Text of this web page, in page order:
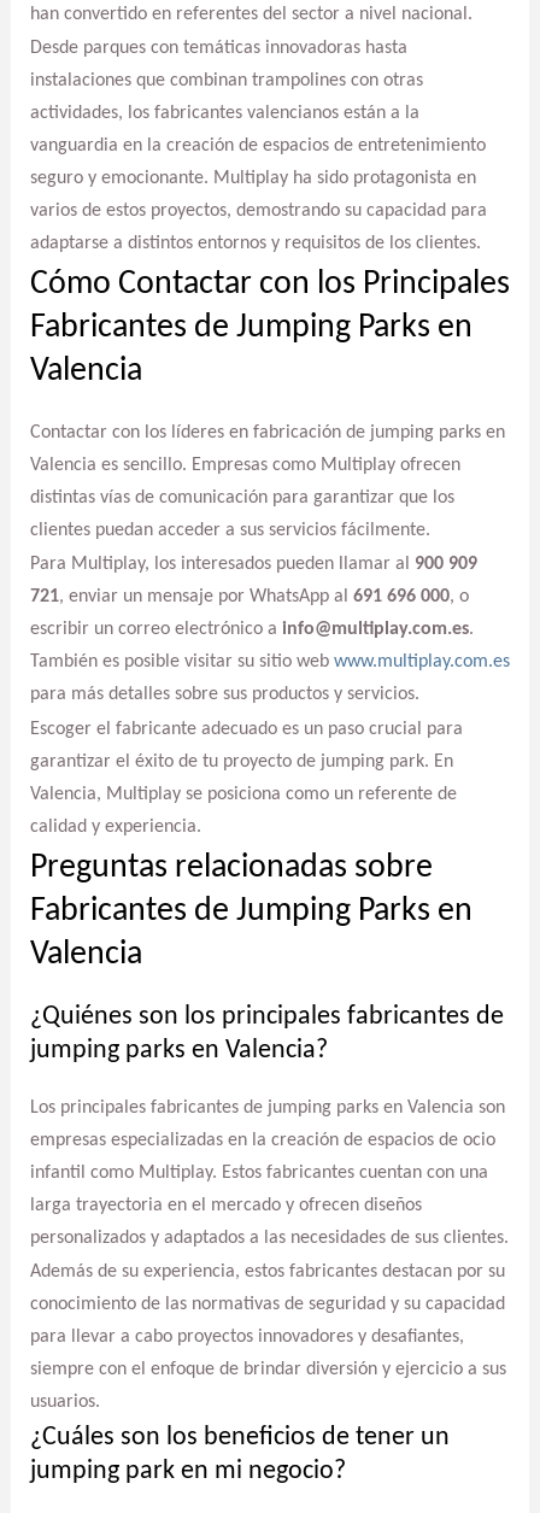
han convertido en referentes del sector a nivel nacional.
Desde parques con temáticas innovadoras hasta
instalaciones que combinan trampolines con otras
actividades, los fabricantes valencianos están a la
vanguardia en la creación de espacios de entretenimiento
seguro y emocionante. Multiplay ha sido protagonista en
varios de estos proyectos, demostrando su capacidad para
adaptarse a distintos entornos y requisitos de los clientes.
Cómo Contactar con los Principales
Fabricantes de Jumping Parks en
Valencia
Contactar con los líderes en fabricación de jumping parks en
Valencia es sencillo. Empresas como Multiplay ofrecen
distintas vías de comunicación para garantizar que los
clientes puedan acceder a sus servicios fácilmente.
Para Multiplay, los interesados pueden llamar al 900 909
721, enviar un mensaje por WhatsApp al 691 696 000, o
escribir un correo electrónico a info@multiplay.com.es.
También es posible visitar su sitio web www.multiplay.com.es
para más detalles sobre sus productos y servicios.
Escoger el fabricante adecuado es un paso crucial para
garantizar el éxito de tu proyecto de jumping park. En
Valencia, Multiplay se posiciona como un referente de
calidad y experiencia.
Preguntas relacionadas sobre
Fabricantes de Jumping Parks en
Valencia
¿Quiénes son los principales fabricantes de
jumping parks en Valencia?
Los principales fabricantes de jumping parks en Valencia son
empresas especializadas en la creación de espacios de ocio
infantil como Multiplay. Estos fabricantes cuentan con una
larga trayectoria en el mercado y ofrecen diseños
personalizados y adaptados a las necesidades de sus clientes.
Además de su experiencia, estos fabricantes destacan por su
conocimiento de las normativas de seguridad y su capacidad
para llevar a cabo proyectos innovadores y desafiantes,
siempre con el enfoque de brindar diversión y ejercicio a sus
usuarios.
¿Cuáles son los beneficios de tener un
jumping park en mi negocio?